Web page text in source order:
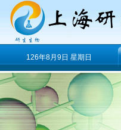
126年8月9日 星期日